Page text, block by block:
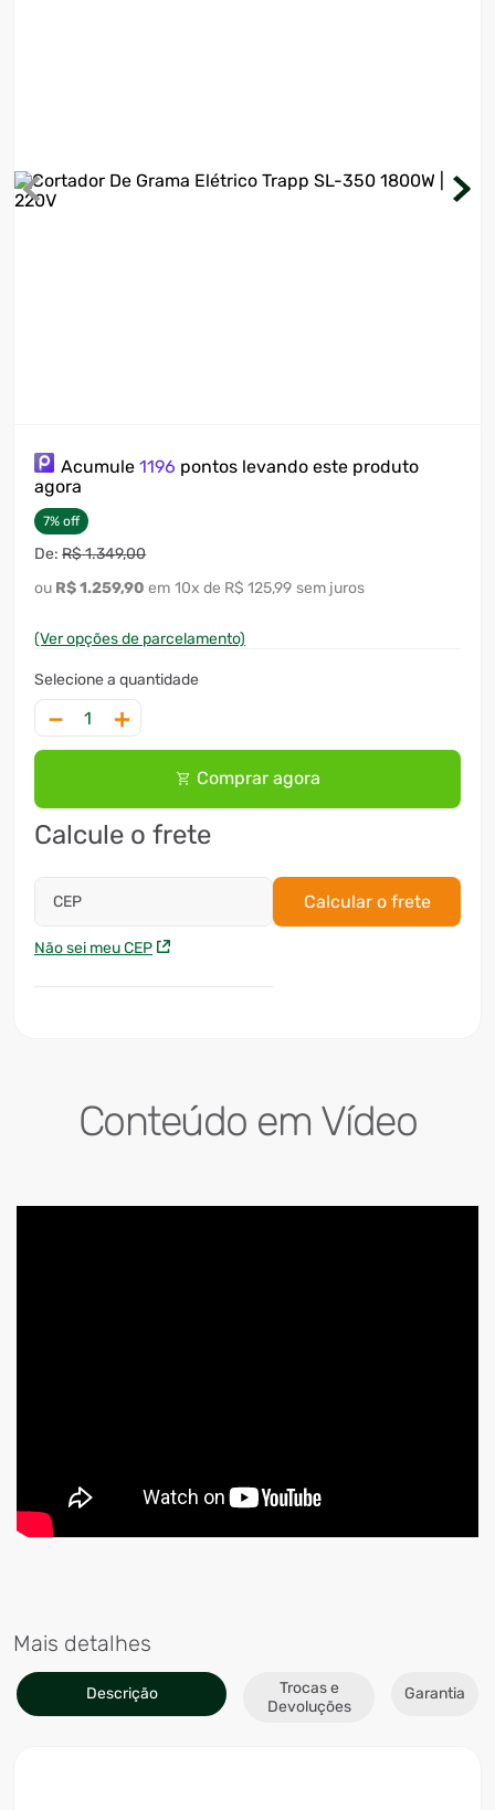
Acumule 1196 pontos levando este produto
agora
7% off
R$1.349,00
R$1.259,90 10x R$ 125,99 sem juros
(Ver opções de parcelamento)
＋
－
Comprar agora
Calcule o frete
CEP
Não sei meu CEP
Calcular o frete
Conteúdo em Vídeo
Mais detalhes
Descrição
Trocas e
Devoluções
Garantia